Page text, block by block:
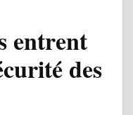
entrent
des